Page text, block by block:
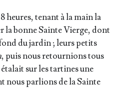
heures, tenant à la main la
la bonne Sainte Vierge, dont
du jar­din ; leurs petits
, puis nous retour­nions tous
sur les tar­tines une
nous par­lions de la Sainte